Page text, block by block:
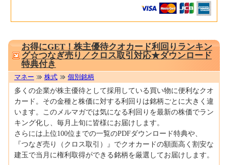
お得にGET！株主優待クオカード利回りランキン
グ☆つなぎ売り／クロス取引対応★ダウンロード
特典付き
マネー 株式 個別銘柄
多くの企業が株主優待として採用している買い物に便利なクオ
カード。その金種と株価に対する利回りは銘柄ごとに大きく違
います。このメルマガでは気になる利回りを最新の株価でラン
キング化し、毎月上旬に皆様にお届けします。
さらには上位100位までの一覧のPDFダウンロード特典や、
『つなぎ売り（クロス取引）』でクオカードの額面高く割安な
建玉で当月に権利取得ができる銘柄を厳選してお届けします。